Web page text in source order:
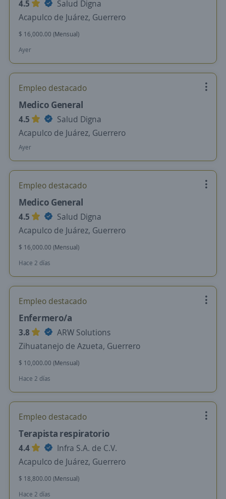
4.5
Salud Digna
Acapulco de Juárez, Guerrero
$ 16,000.00 (Mensual)
Ayer
Empleo destacado
Medico General
4.5
Salud Digna
Acapulco de Juárez, Guerrero
Ayer
Empleo destacado
Medico General
4.5
Salud Digna
Acapulco de Juárez, Guerrero
$ 16,000.00 (Mensual)
Hace 2 días
Empleo destacado
Enfermero/a
3.8
ARW Solutions
Zihuatanejo de Azueta, Guerrero
$ 10,000.00 (Mensual)
Hace 2 días
Empleo destacado
Terapista respiratorio
4.4
Infra S.A. de C.V.
Acapulco de Juárez, Guerrero
$ 18,800.00 (Mensual)
Hace 2 días